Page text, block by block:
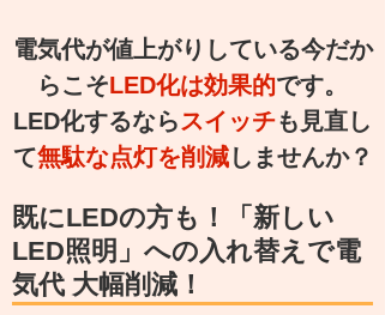
電気代が値上がりしている今だか
らこそLED化は効果的です。
LED化するならスイッチも見直し
て無駄な点灯を削減しませんか？
既にLEDの方も！
「新しい
LED照明」への入れ替えで電
気代 大幅削減！